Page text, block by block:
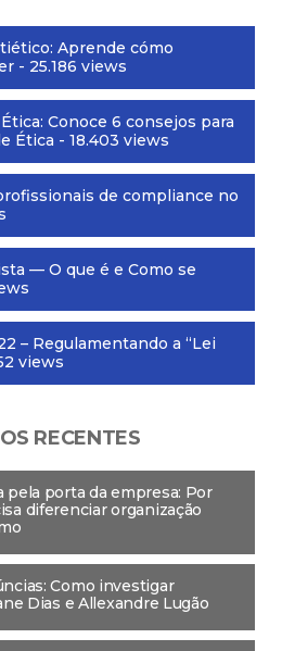
Aprende cómo
- 25.186 views
Conoce 6 consejos para
Ética - 18.403 views
de compliance no
— O que é e Como se
– Regulamentando a “Lei
views
RECENTES
pela porta da empresa: Por
diferenciar organização
Como investigar
Dias e Allexandre Lugão